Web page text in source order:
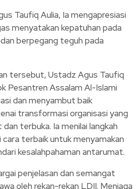
Taufiq Aulia, Ia mengapresiasi
menyatakan kepatuhan pada
berpegang teguh pada
tersebut, Ustadz Agus Taufiq
Pesantren Assalam Al-Islami
dan menyambut baik
transformasi organisasi yang
terbuka. Ia menilai langkah
cara terbaik untuk menyamakan
kesalahpahaman antarumat.
penjelasan dan semangat
oleh rekan-rekan LDII. Menjaga